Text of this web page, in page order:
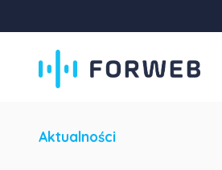
Aktualności